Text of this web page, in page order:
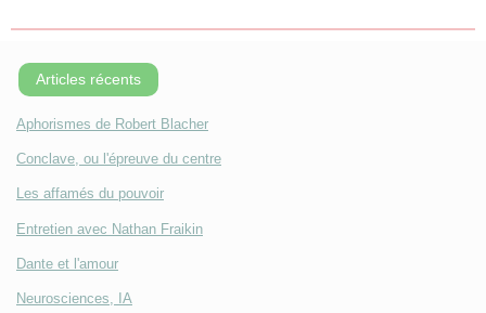
Articles récents
Aphorismes de Robert Blacher
Conclave, ou l'épreuve du centre
Les affamés du pouvoir
Entretien avec Nathan Fraikin
Dante et l'amour
Neurosciences, IA